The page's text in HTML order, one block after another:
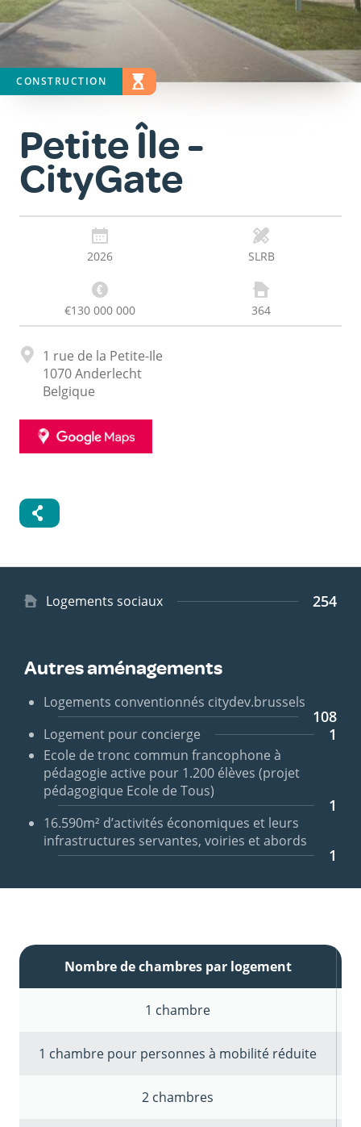
Petite Île -
CityGate
2026 SLRB
€130 000 000 364
Adresse1 rue de la Petite-Ile
1070Anderlecht
Belgique
GOOGLE
CONSTRUCTION STATUT
EN ÉTUDE
TypeLogements sociaux 254
Autres aménagements
Logements conventionnés citydev.brussels
108
Logement pour concierge 1
Ecole de tronc commun francophone à
pédagogie active pour 1.200 élèves (projet
pédagogique Ecole de Tous)
1
16.590m² d’activités économiques et leurs
infrastructures servantes, voiries et abords
1
Nombre de chambres par logement
1 chambre
1 chambre pour personnes à mobilité réduite
2 chambres